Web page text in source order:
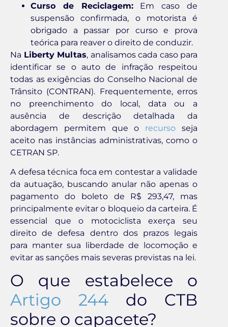
Curso de Reciclagem:Em caso de
suspensão confirmada, o motorista é
obrigado a passar por curso e prova
teórica para reaver o direito de conduzir.
Na Liberty Multas, analisamos cada caso para
identificar se o auto de infração respeitou
todas as exigências do Conselho Nacional de
Trânsito (CONTRAN). Frequentemente, erros
no preenchimento do local, data ou a
ausência de descrição detalhada da
abordagem permitem que o recurso seja
aceito nas instâncias administrativas, como o
CETRAN SP.
A defesa técnica foca em contestar a validade
da autuação, buscando anular não apenas o
pagamento do boleto de R$ 293,47, mas
principalmente evitar o bloqueio da carteira. É
essencial que o motociclista exerça seu
direito de defesa dentro dos prazos legais
para manter sua liberdade de locomoção e
evitar as sanções mais severas previstas na lei.
O que estabelece o
Artigo 244 do CTB
sobre o capacete?